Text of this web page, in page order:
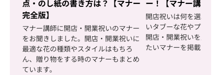
点・のし紙の書き方は？【マナー
完全版】
マナー講師に開店・開業祝いのマナー
をお聞きしました。開店・開業祝いに
最適な花の種類やスタイルはもちろ
ん、贈り物をする時のマナーもまとめ
ています。
ー！【マナー講師イ
開店祝いは何を選ぶ？
いタブーな花やプレゼ
開店・開業祝いを贈る
たいマナーを掲載して